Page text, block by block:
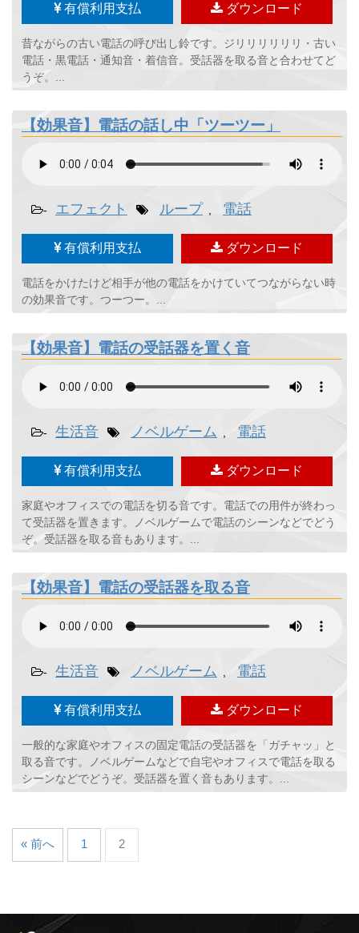
有償利用支払 ダウンロード
昔ながらの古い電話の呼び出し鈴です。ジリリリリリリ・古い
電話・黒電話・通知音・着信音。受話器を取る音と合わせてど
うぞ。...
【効果音】電話の話し中「ツーツー」
- エフェクト ループ 電話
有償利用支払 ダウンロード
電話をかけたけど相手が他の電話をかけていてつながらない時
の効果音です。つーつー。...
【効果音】電話の受話器を置く音
- 生活音 ノベルゲーム 電話
有償利用支払 ダウンロード
家庭やオフィスでの電話を切る音です。電話での用件が終わっ
て受話器を置きます。ノベルゲームで電話のシーンなどでどう
ぞ。受話器を取る音もあります。...
【効果音】電話の受話器を取る音
- 生活音 ノベルゲーム 電話
有償利用支払 ダウンロード
一般的な家庭やオフィスの固定電話の受話器を「ガチャッ」と
取る音です。ノベルゲームなどで自宅やオフィスで電話を取る
シーンなどでどうぞ。受話器を置く音もあります。...
« 前へ 1 2